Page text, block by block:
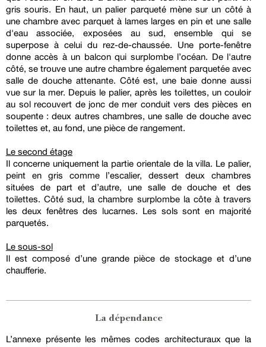
gris souris. En haut, un palier parqueté mène sur un côté à
une chambre avec parquet à lames larges en pin et une salle
d'eau associée, exposées au sud, ensemble qui se
superpose à celui du rez-de-chaussée. Une porte-fenêtre
donne accès à un balcon qui surplombe l’océan. De l'autre
côté, se trouve une autre chambre également parquetée avec
salle de douche attenante. Côté est, une baie donne aussi
vue sur la mer. Depuis le palier, après les toilettes, un couloir
au sol recouvert de jonc de mer conduit vers des pièces en
soupente : deux autres chambres, une salle de douche avec
toilettes et, au fond, une pièce de rangement.
Le second étage
Il concerne uniquement la partie orientale de la villa. Le palier,
peint en gris comme l’escalier, dessert deux chambres
situées de part et d’autre, une salle de douche et des
toilettes. Côté sud, la chambre surplombe la côte à travers
les deux fenêtres des lucarnes. Les sols sont en majorité
parquetés.
Le sous-sol
Il est composé d’une grande pièce de stockage et d’une
chaufferie.
La dépendance
L’annexe présente les mêmes codes architecturaux que la